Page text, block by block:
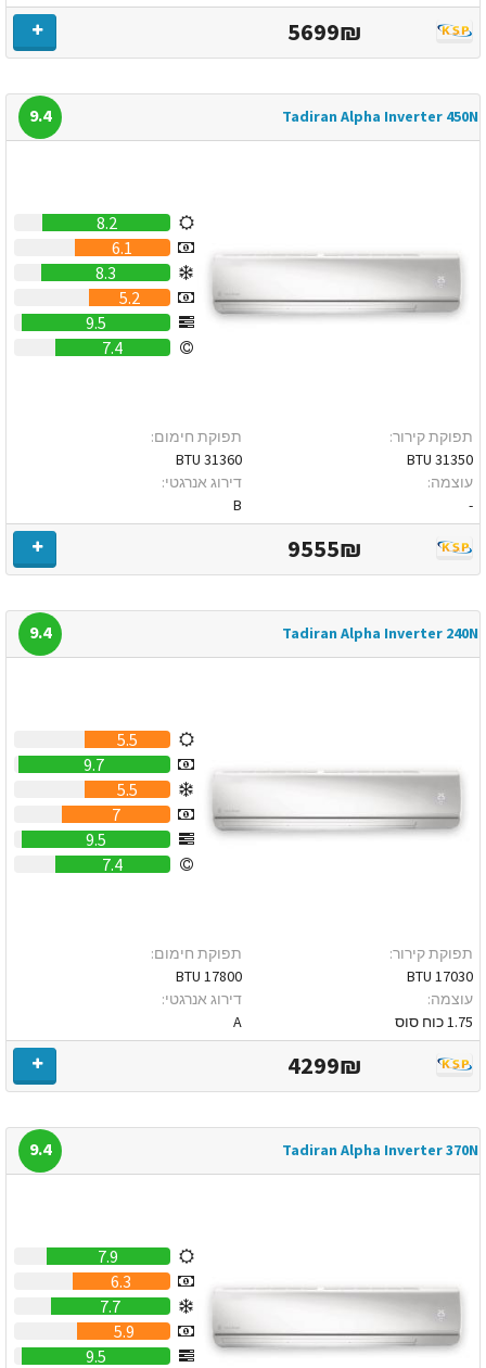
5699₪
Tadiran Alpha Inverter 450N
9.4
8.2
6.1
8.3
5.2
9.5
7.4
תפוקת קירור:
31350 BTU
עוצמה:
-
תפוקת חימום:
31360 BTU
דירוג אנרגטי:
B
9555₪
Tadiran Alpha Inverter 240N
9.4
5.5
9.7
5.5
7
9.5
7.4
תפוקת קירור:
17030 BTU
עוצמה:
1.75 כוח סוס
תפוקת חימום:
17800 BTU
דירוג אנרגטי:
A
4299₪
Tadiran Alpha Inverter 370N
9.4
7.9
6.3
7.7
5.9
9.5